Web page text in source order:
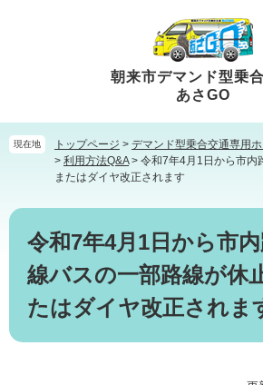
す。
し
文
朝来市デマンド型乗
あさGO
現在地 トップページ > デマンド型乗合交通専用
> 利用方法Q&A> 令和7年4月1日から市内
またはダイヤ改正されます
本
令和7年4月1日から市
線バスの一部路線が休
たはダイヤ改正されま